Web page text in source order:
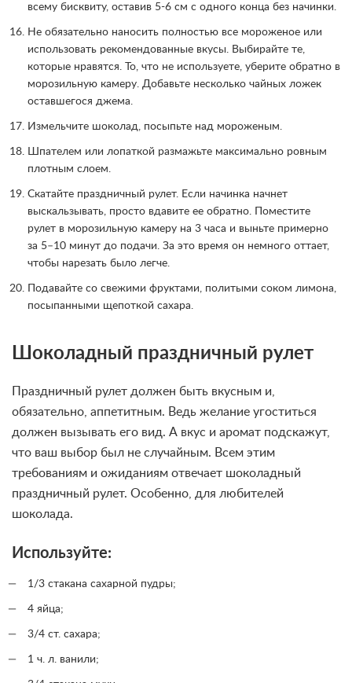
всему бисквиту, оставив 5-6 см с одного конца без начинки.
Не обязательно наносить полностью все мороженое или
использовать рекомендованные вкусы. Выбирайте те,
которые нравятся. То, что не используете, уберите обратно в
морозильную камеру. Добавьте несколько чайных ложек
оставшегося джема.
Измельчите шоколад, посыпьте над мороженым.
Шпателем или лопаткой размажьте максимально ровным
плотным слоем.
Скатайте праздничный рулет. Если начинка начнет
выскальзывать, просто вдавите ее обратно. Поместите
рулет в морозильную камеру на 3 часа и выньте примерно
за 5–10 минут до подачи. За это время он немного оттает,
чтобы нарезать было легче.
Подавайте со свежими фруктами, политыми соком лимона,
посыпанными щепоткой сахара.
Шоколадный праздничный рулет
Праздничный рулет должен быть вкусным и,
обязательно, аппетитным. Ведь желание угоститься
должен вызывать его вид. А вкус и аромат подскажут,
что ваш выбор был не случайным. Всем этим
требованиям и ожиданиям отвечает шоколадный
праздничный рулет. Особенно, для любителей
шоколада.
Используйте:
1/3 стакана сахарной пудры;
4 яйца;
3/4 ст. сахара;
1 ч. л. ванили;